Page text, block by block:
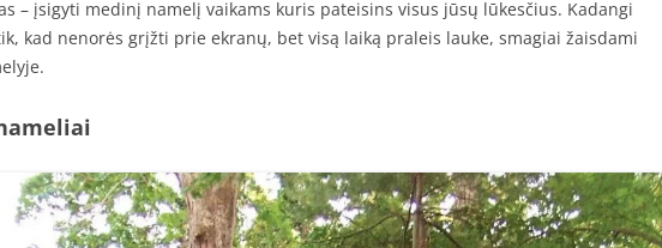
– įsigyti medinį namelį vaikams kuris pateisins visus jūsų lūkesčius. Kadangi
kad nenorės grįžti prie ekranų, bet visą laiką praleis lauke, smagiai žaisdami